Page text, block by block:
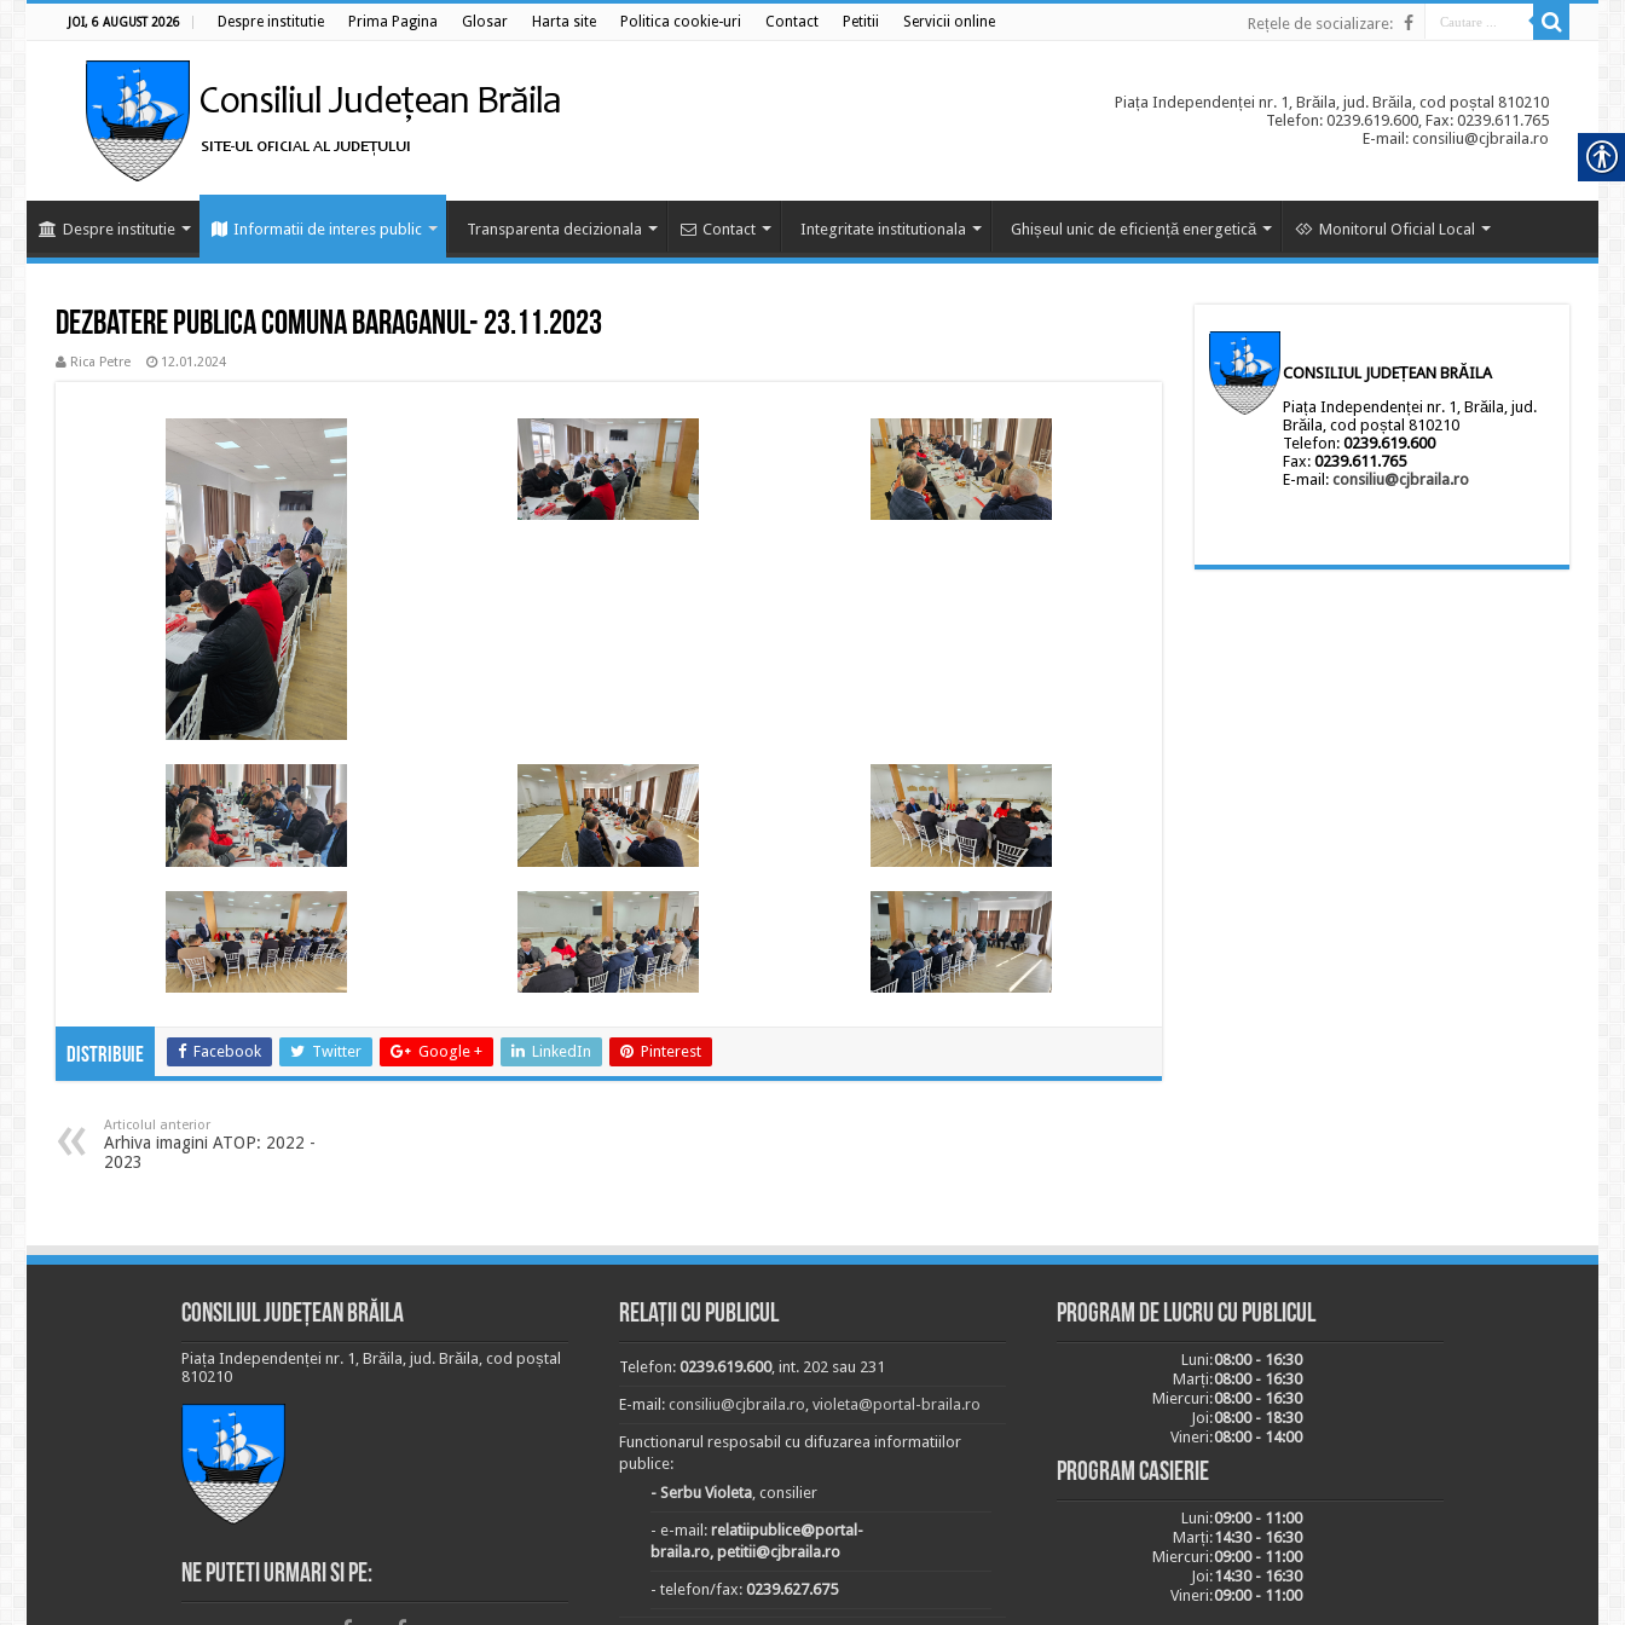
JOI, 6 AUGUST 2026 Despre institutie Prima Pagina Glosar Harta site Politica cookie-uri Contact Petitii Servicii online Rețele de socializare:
Piața Independenței nr. 1, Brăila, jud. Brăila, cod poștal 810210
Telefon: 0239.619.600, Fax: 0239.611.765
E-mail: consiliu@cjbraila.ro
Despre institutie Informatii de interes public Transparenta decizionala Contact Integritate institutionala Ghișeul unic de eficiență energetică Monitorul Oficial Local
Dezbatere publica comuna Baraganul- 23.11.2023
Rica Petre 12.01.2024
Distribuie Facebook Twitter Google + LinkedIn Pinterest
Articolul anterior
Arhiva imagini ATOP: 2022 -
2023
CONSILIUL JUDEȚEAN BRĂILA
Piața Independenței nr. 1, Brăila, jud.
Brăila, cod poștal 810210
Telefon: 0239.619.600
Fax: 0239.611.765
E-mail: consiliu@cjbraila.ro
Consiliul Județean Brăila
Piața Independenței nr. 1, Brăila, jud. Brăila, cod poștal
810210
Ne puteti urmari si pe:
Relații cu publicul
Telefon: 0239.619.600, int. 202 sau 231
E-mail: consiliu@cjbraila.ro, violeta@portal-braila.ro
Functionarul resposabil cu difuzarea informatiilor
publice:
- Serbu Violeta, consilier
- e-mail: relatiipublice@portal-
braila.ro, petitii@cjbraila.ro
- telefon/fax: 0239.627.675
Program de lucru cu publicul
Luni:08:00 - 16:30
Marți:08:00 - 16:30
Miercuri:08:00 - 16:30
Joi:08:00 - 18:30
Vineri:08:00 - 14:00
Program casierie
Luni:09:00 - 11:00
Marți:14:30 - 16:30
Miercuri:09:00 - 11:00
Joi:14:30 - 16:30
Vineri:09:00 - 11:00